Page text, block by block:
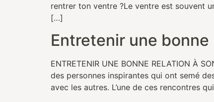
rentrer ton ventre ?Le ventre est souvent
[…]
Entretenir une
ENTRETENIR UNE BONNE RELATION À
des personnes inspirantes qui ont semé
avec les autres. L’une de ces rencontres